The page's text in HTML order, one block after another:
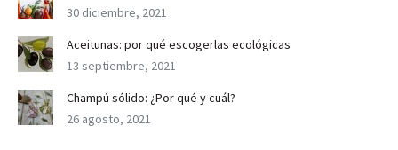
30 diciembre, 2021
Aceitunas: por qué escogerlas ecológicas
13 septiembre, 2021
Champú sólido: ¿Por qué y cuál?
26 agosto, 2021